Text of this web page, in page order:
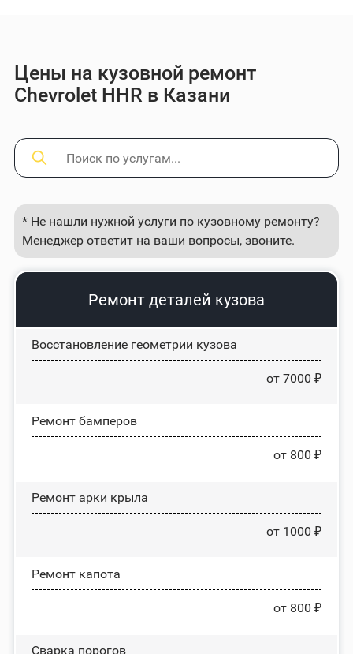
Цены на кузовной ремонт
Chevrolet HHR в Казани
* Не нашли нужной услуги по кузовному ремонту?
Менеджер ответит на ваши вопросы, звоните.
Ремонт деталей кузова
Восстановление геометрии кузова
от 7000 ₽
Ремонт бамперов
от 800 ₽
Ремонт арки крыла
от 1000 ₽
Ремонт капота
от 800 ₽
Сварка порогов